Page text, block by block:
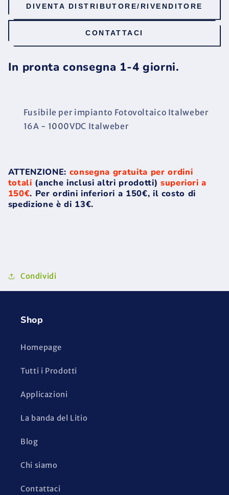
DIVENTA DISTRIBUTORE/RIVENDITORE
CONTATTACI
In pronta consegna 1-4 giorni.
Fusibile per impianto Fotovoltaico Italweber
16A - 1000VDC Italweber
ATTENZIONE: consegna gratuita per ordini
totali (anche inclusi altri prodotti) superiori a
150€. Per ordini inferiori a 150€, il costo di
spedizione è di 13€.
Condividi
Shop
Homepage
Tutti i Prodotti
Applicazioni
La banda del Litio
Blog
Chi siamo
Contattaci